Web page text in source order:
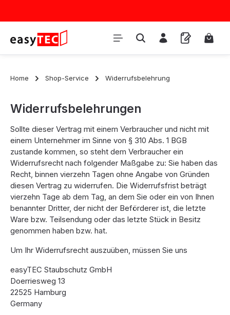
Home Shop-Service Widerrufsbelehrung
Widerrufsbelehrungen
Sollte dieser Vertrag mit einem Verbraucher und nicht mit
einem Unternehmer im Sinne von § 310 Abs. 1 BGB
zustande kommen, so steht dem Verbraucher ein
Widerrufsrecht nach folgender Maßgabe zu: Sie haben das
Recht, binnen vierzehn Tagen ohne Angabe von Gründen
diesen Vertrag zu widerrufen. Die Widerrufsfrist beträgt
vierzehn Tage ab dem Tag, an dem Sie oder ein von Ihnen
benannter Dritter, der nicht der Beförderer ist, die letzte
Ware bzw. Teilsendung oder das letzte Stück in Besitz
genommen haben bzw. hat.
Um Ihr Widerrufsrecht auszuüben, müssen Sie uns
easyTEC Staubschutz GmbH
Doerriesweg 13
22525 Hamburg
Germany